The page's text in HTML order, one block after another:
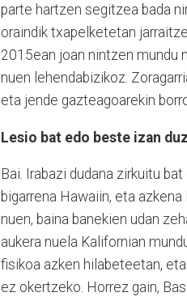
parte hartzen segitzea bada
oraindik txapelketetan
2015ean joan nintzen mundu
nuen lehendabizikoz.
eta jende gazteagoarekin
Lesio bat edo beste izan
Bai. Irabazi dudana zirkuitu
bigarrena Hawaiin, eta
nuen, baina banekien udan
aukera nuela Kalifornian
fisikoa azken hilabeteetan,
ez okertzeko. Horrez gain,